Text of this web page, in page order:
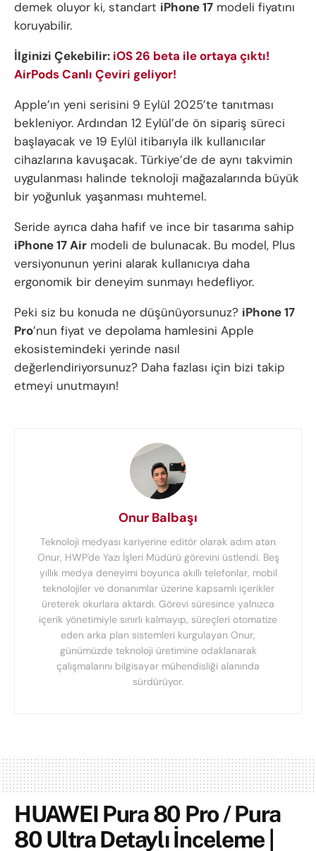
demek oluyor ki, standart iPhone 17 modeli fiyatını
koruyabilir.
İlginizi Çekebilir: iOS 26 beta ile ortaya çıktı!
AirPods Canlı Çeviri geliyor!
Apple’ın yeni serisini 9 Eylül 2025’te tanıtması
bekleniyor. Ardından 12 Eylül’de ön sipariş süreci
başlayacak ve 19 Eylül itibarıyla ilk kullanıcılar
cihazlarına kavuşacak. Türkiye’de de aynı takvimin
uygulanması halinde teknoloji mağazalarında büyük
bir yoğunluk yaşanması muhtemel.
Seride ayrıca daha hafif ve ince bir tasarıma sahip
iPhone 17 Air modeli de bulunacak. Bu model, Plus
versiyonunun yerini alarak kullanıcıya daha
ergonomik bir deneyim sunmayı hedefliyor.
Peki siz bu konuda ne düşünüyorsunuz? iPhone 17
Pro’nun fiyat ve depolama hamlesini Apple
ekosistemindeki yerinde nasıl
değerlendiriyorsunuz? Daha fazlası için bizi takip
etmeyi unutmayın!
Onur Balbaşı
Teknoloji medyası kariyerine editör olarak adım atan
Onur, HWP'de Yazı İşleri Müdürü görevini üstlendi. Beş
yıllık medya deneyimi boyunca akıllı telefonlar, mobil
teknolojiler ve donanımlar üzerine kapsamlı içerikler
üreterek okurlara aktardı. Görevi süresince yalnızca
içerik yönetimiyle sınırlı kalmayıp, süreçleri otomatize
eden arka plan sistemleri kurgulayan Onur,
günümüzde teknoloji üretimine odaklanarak
çalışmalarını bilgisayar mühendisliği alanında
sürdürüyor.
HUAWEI Pura 80 Pro / Pura
80 Ultra Detaylı İnceleme |